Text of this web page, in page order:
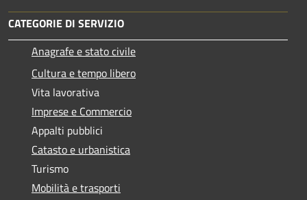
CATEGORIE DI SERVIZIO
Anagrafe e stato civile
Cultura e tempo libero
Vita lavorativa
Imprese e Commercio
Appalti pubblici
Catasto e urbanistica
Turismo
Mobilità e trasporti